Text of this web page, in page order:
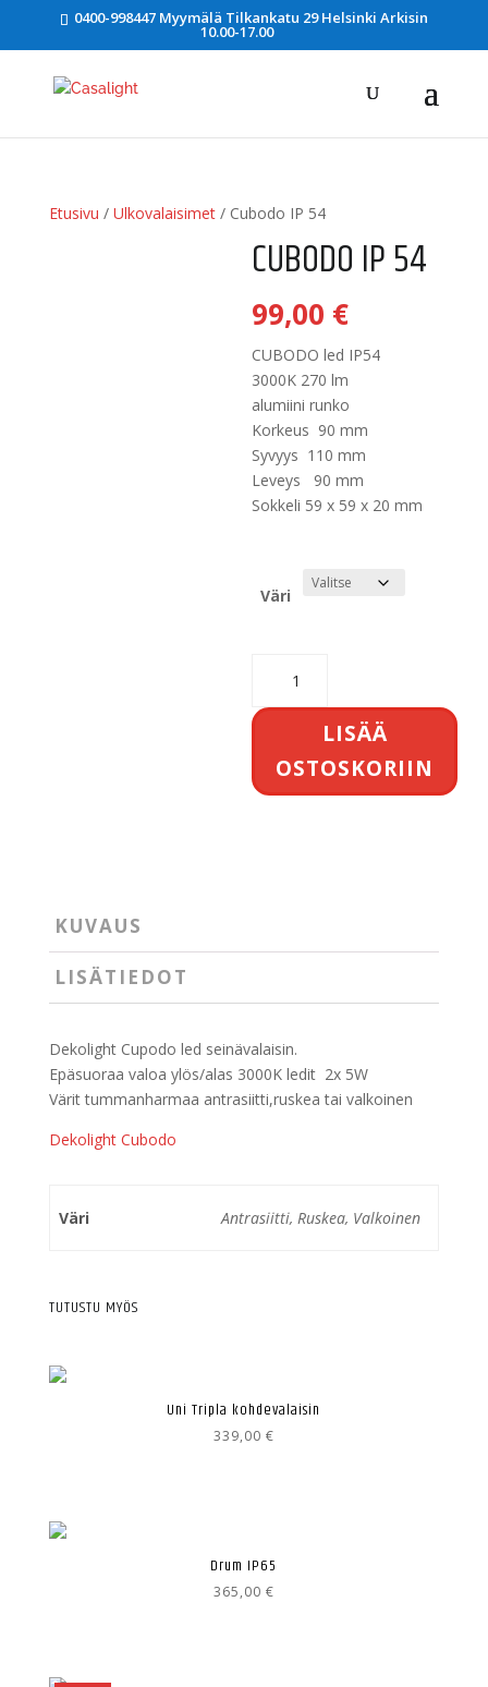
0400-998447 Myymälä Tilkankatu 29 Helsinki Arkisin
10.00-17.00
Etusivu / Ulkovalaisimet/ Cubodo IP 54
CUBODO IP 54
99,00 €
CUBODO led IP54
3000K 270 lm
alumiini runko
Korkeus 90 mm
Syvyys 110 mm
Leveys 90 mm
Sokkeli 59 x 59 x 20 mm
Väri
54
LISÄÄ
OSTOSKORIIN
KUVAUS
LISÄTIEDOT
Dekolight Cupodo led seinävalaisin.
Epäsuoraa valoa ylös/alas 3000K ledit 2x 5W
Värit tummanharmaa antrasiitti,ruskea tai valkoinen
Dekolight Cubodo
Väri Antrasiitti, Ruskea, Valkoinen
TUTUSTU MYÖS
Uni Tripla kohdevalaisin
339,00 €
Drum IP65
365,00 €